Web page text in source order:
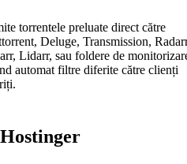
torrentele preluate direct către
Deluge, Transmission,
Lidarr, sau foldere de
automat filtre diferite către clienți